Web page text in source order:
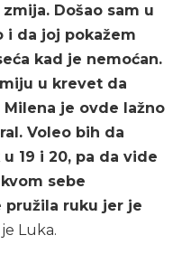
Došao sam u
i da joj pokažem
kad je nemoćan.
u krevet da
je ovde lažno
Voleo bih da
19 i 20, pa da vide
sebe
pružila ruku jer je
Luka.